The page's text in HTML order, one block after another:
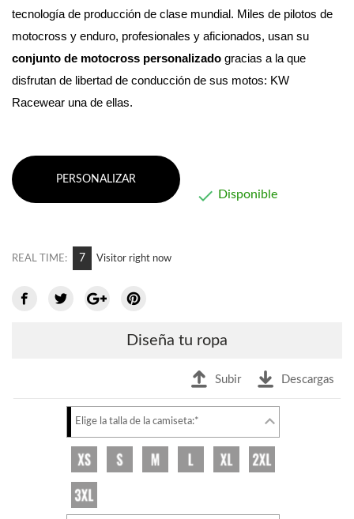
tecnología de producción de clase mundial. Miles de pilotos de
conjunto de motocross personalizado gracias a la que
disfrutan de libertad de conducción de sus motos: KW
Racewear una de ellas.
PERSONALIZAR
 Disponible
REAL TIME: 11 Visitor right now
Diseña tu ropa
Subir Descargas
Elige la talla de la camiseta:*